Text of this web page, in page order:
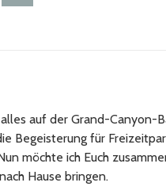
auf der Grand-Canyon-
Begeisterung für
möchte ich Euch
Hause bringen.